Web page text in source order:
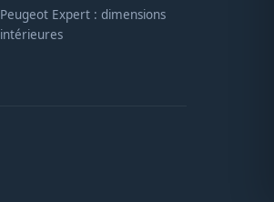
Peugeot Expert : dimensions
intérieures